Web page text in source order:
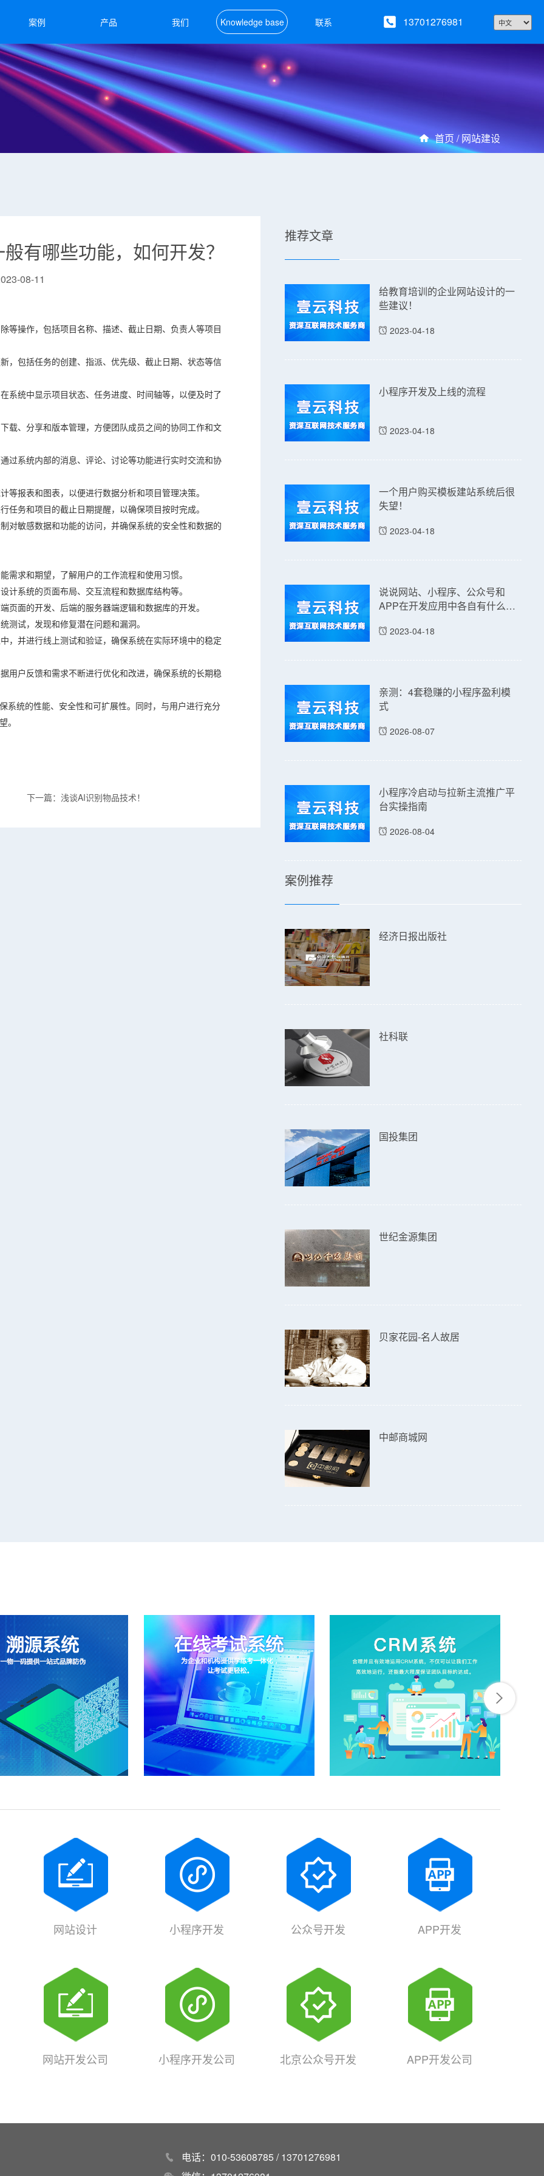
案例
产品
我们
知识库
Knowledge base 联系 13701276981
首页 /网站建设
有哪些功能，如何开发？
08-11
等操作，包括项目名称、描述、截止日期、负责人等项目
，包括任务的创建、指派、优先级、截止日期、状态等信
系统中显示项目状态、任务进度、时间轴等，以便及时了
载、分享和版本管理，方便团队成员之间的协同工作和文
过系统内部的消息、评论、讨论等功能进行实时交流和协
报表和图表，以便进行数据分析和项目管理决策。
务和项目的截止日期提醒，以确保项目按时完成。
对敏感数据和功能的访问，并确保系统的安全性和数据的
求和期望，了解用户的工作流程和使用习惯。
系统的页面布局、交互流程和数据库结构等。
面的开发、后端的服务器端逻辑和数据库的开发。
测试，发现和修复潜在问题和漏洞。
，并进行线上测试和验证，确保系统在实际环境中的稳定
用户反馈和需求不断进行优化和改进，确保系统的长期稳
系统的性能、安全性和可扩展性。同时，与用户进行充分
。
下一篇：浅谈AI识别物品技术！
推荐文章
给教育培训的企业网站设计的一
些建议！
2023-04-18
小程序开发及上线的流程
2023-04-18
一个用户购买模板建站系统后很
失望！
2023-04-18
说说网站、小程序、公众号和
APP在开发应用中各自有什么优
2023-04-18
亲测：4套稳赚的小程序盈利模
式
2026-08-07
小程序冷启动与拉新主流推广平
台实操指南
2026-08-04
案例推荐
经济日报出版社
社科联
国投集团
世纪金源集团
贝家花园-名人故居
中邮商城网
网站设计 小程序开发 公众号开发 APP开发
网站开发公司 小程序开发公司 北京公众号开发 APP开发公司
电话：010-53608785 / 13701276981